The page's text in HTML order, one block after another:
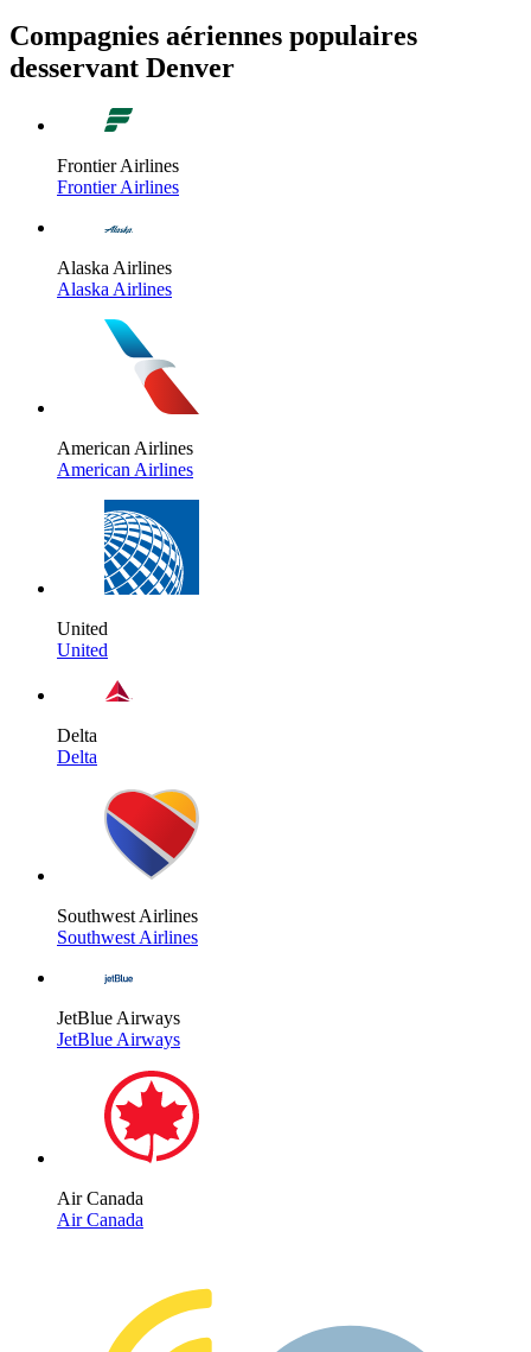
Compagnies aériennes populaires
desservant Denver
Frontier Airlines
Frontier Airlines
Alaska Airlines
Alaska Airlines
American Airlines
American Airlines
United
United
Delta
Delta
Southwest Airlines
Southwest Airlines
JetBlue Airways
JetBlue Airways
Air Canada
Air Canada